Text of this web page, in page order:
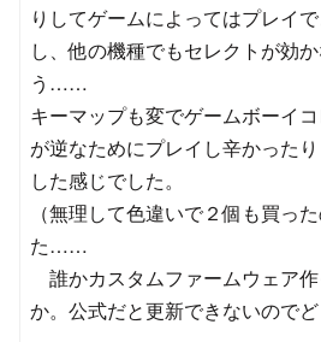
りしてゲームによってはプレイ
し、他の機種でもセレクトが効
う……
キーマップも変でゲームボーイ
が逆なためにプレイし辛かった
した感じでした。
（無理して色違いで２個も買っ
た……
誰かカスタムファームウェア
か。公式だと更新できないのでど